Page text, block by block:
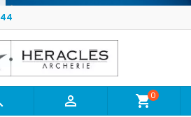
 shopping_cart0